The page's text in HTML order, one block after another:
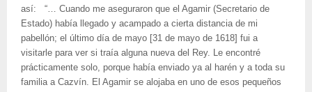
así: “… Cuando me aseguraron que el Agamir (Secretario de
Estado) había llegado y acampado a cierta distancia de mi
pabellón; el último día de mayo [31 de mayo de 1618] fui a
visitarle para ver si traía alguna nueva del Rey. Le encontré
prácticamente solo, porque había enviado ya al harén y a toda su
familia a Cazvín. El Agamir se alojaba en uno de esos pequeños